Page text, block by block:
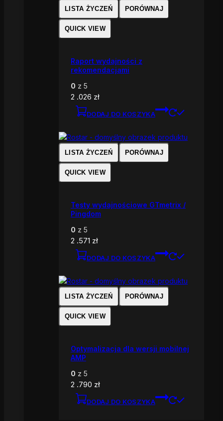
LISTA ŻYCZEŃ PORÓWNAJ
QUICK VIEW
Raport wydajności z
rekomendacjami
0 z 5
2 .026 zł
DODAJ DO KOSZYKA
LISTA ŻYCZEŃ PORÓWNAJ
QUICK VIEW
Testy wydajnościowe GTmetrix /
Pingdom
0 z 5
2 .571 zł
DODAJ DO KOSZYKA
LISTA ŻYCZEŃ PORÓWNAJ
QUICK VIEW
Optymalizacja dla wersji mobilnej
AMP
0 z 5
2 .790 zł
DODAJ DO KOSZYKA